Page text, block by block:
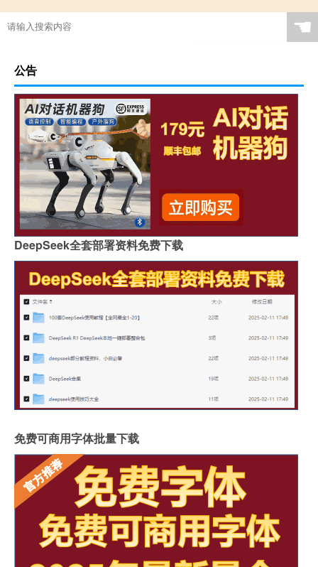
☚
公告
DeepSeek全套部署资料免费下载
免费可商用字体批量下载